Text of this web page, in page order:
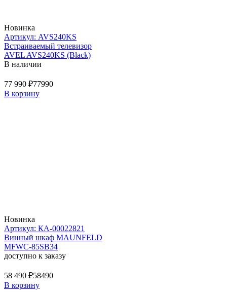
Новинка
Артикул: AVS240KS
Встраиваемый телевизор
AVEL AVS240KS (Black)
В наличии
77 990 ₽77990
В корзину
Новинка
Артикул: КА-00022821
Винный шкаф MAUNFELD
MFWC-85SB34
доступно к заказу
58 490 ₽58490
В корзину